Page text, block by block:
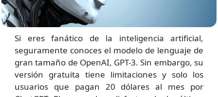
Si eres fanático de la inteligencia artificial,
seguramente conoces el modelo de lenguaje de
gran tamaño de OpenAI, GPT-3. Sin embargo, su
versión gratuita tiene limitaciones y solo los
usuarios que pagan 20 dólares al mes por